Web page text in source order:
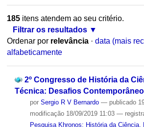
185itens atendem ao seu critério.
Filtrar os resultados
Ordenar por relevância · data (mais
alfabeticamente
2º Congresso de História da
Técnica: Desafios
por Sergio R V Bernardo — publicado
modificação18/09/2019 11:03 —
Pesquisa Khronos: História da Ciência,